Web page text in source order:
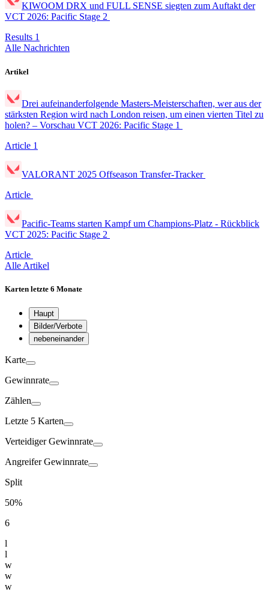
KIWOOM DRX und FULL SENSE siegten zum Auftakt der
VCT 2026: Pacific Stage 2
Results 1
Alle Nachrichten
Artikel
Drei aufeinanderfolgende Masters-Meisterschaften, wer aus der
stärksten Region wird nach London reisen, um einen vierten Titel zu
holen? – Vorschau VCT 2026: Pacific Stage 1
Article 1
VALORANT 2025 Offseason Transfer-Tracker
Article
Pacific-Teams starten Kampf um Champions-Platz - Rückblick
VCT 2025: Pacific Stage 2
Article
Alle Artikel
Karten letzte 6 Monate
Haupt
Bilder/Verbote
nebeneinander
Karte
Gewinnrate
Zählen
Letzte 5 Karten
VerteidigerGewinnrate
AngreiferGewinnrate
Split
50%
6
l
l
w
w
w